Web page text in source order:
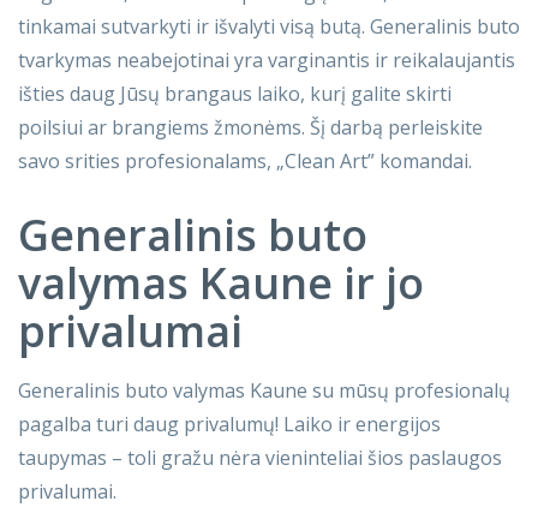
tinkamai sutvarkyti ir išvalyti visą butą. Generalinis buto
tvarkymas neabejotinai yra varginantis ir reikalaujantis
išties daug Jūsų brangaus laiko, kurį galite skirti
poilsiui ar brangiems žmonėms. Šį darbą perleiskite
savo srities profesionalams, „Clean Art” komandai.
Generalinis buto
valymas Kaune ir jo
privalumai
Generalinis buto valymas Kaune su mūsų profesionalų
pagalba turi daug privalumų! Laiko ir energijos
taupymas – toli gražu nėra vieninteliai šios paslaugos
privalumai.